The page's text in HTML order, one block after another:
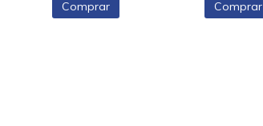
Comprar Comprar